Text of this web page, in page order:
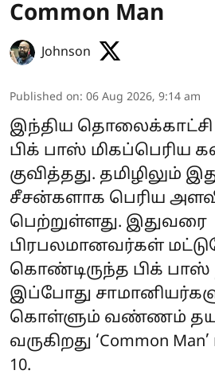
Common Man
Johnson
Published on: 06 Aug 2026, 9:14 am
இந்திய
பிக் பாஸ் மிகப்பெரிய
குவித்தது. தமிழிலும்
சீசன்களாக பெரிய
பெற்றுள்ளது. இதுவரை
பிரபலமானவர்கள்
கொண்டிருந்த பிக் பாஸ்
இப்போது
கொள்ளும் வண்ணம்
வருகிறது ‘Common
10.